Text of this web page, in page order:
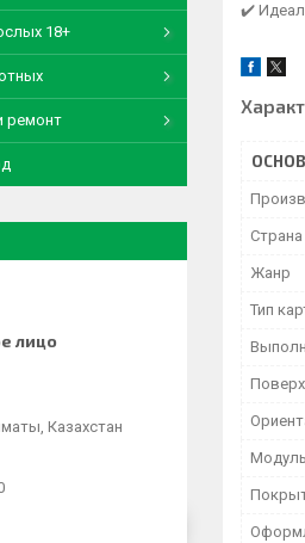
✔️
Жанр
Тип
18+
ремонт
Казахстан